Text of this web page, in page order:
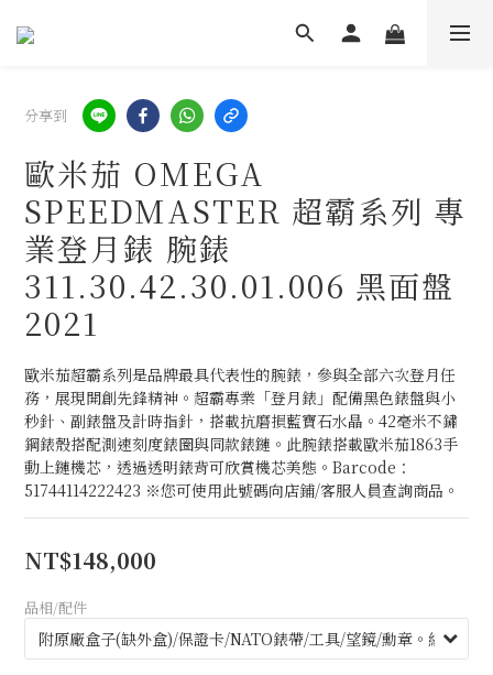
分享到
歐米茄 OMEGA
SPEEDMASTER 超霸系列 專
業登月錶 腕錶
311.30.42.30.01.006 黑面盤
2021
歐米茄超霸系列是品牌最具代表性的腕錶，參與全部六次登月任
務，展現開創先鋒精神。超霸專業「登月錶」配備黑色錶盤與小
秒針、副錶盤及計時指針，搭載抗磨損藍寶石水晶。42毫米不鏽
鋼錶殼搭配測速刻度錶圈與同款錶鏈。此腕錶搭載歐米茄1863手
動上鏈機芯，透過透明錶背可欣賞機芯美態。Barcode：
51744114222423 ※您可使用此號碼向店鋪/客服人員查詢商品。
NT$148,000
品相/配件